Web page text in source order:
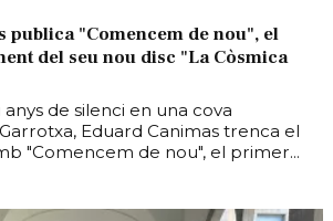
publica "Comencem de nou", el
del seu nou disc "La Còsmica
de silenci en una cova
Eduard Canimas trenca el
"Comencem de nou", el primer...